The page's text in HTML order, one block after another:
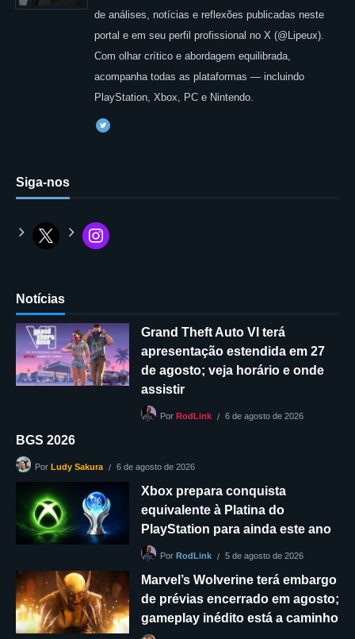
de análises, notícias e reflexões publicadas neste
portal e em seu perfil profissional no X (@Lipeux).
Com olhar crítico e abordagem equilibrada,
acompanha todas as plataformas — incluindo
PlayStation, Xbox, PC e Nintendo.
Siga-nos
Notícias
Grand Theft Auto VI terá
apresentação estendida em 27
de agosto; veja horário e onde
assistir
Por RodLink 6 de agosto de 2026
BGS 2026
Por Ludy Sakura 6 de agosto de 2026
Xbox prepara conquista
equivalente à Platina do
PlayStation para ainda este ano
Por RodLink 5 de agosto de 2026
Marvel’s Wolverine terá embargo
de prévias encerrado em agosto;
gameplay inédito está a caminho